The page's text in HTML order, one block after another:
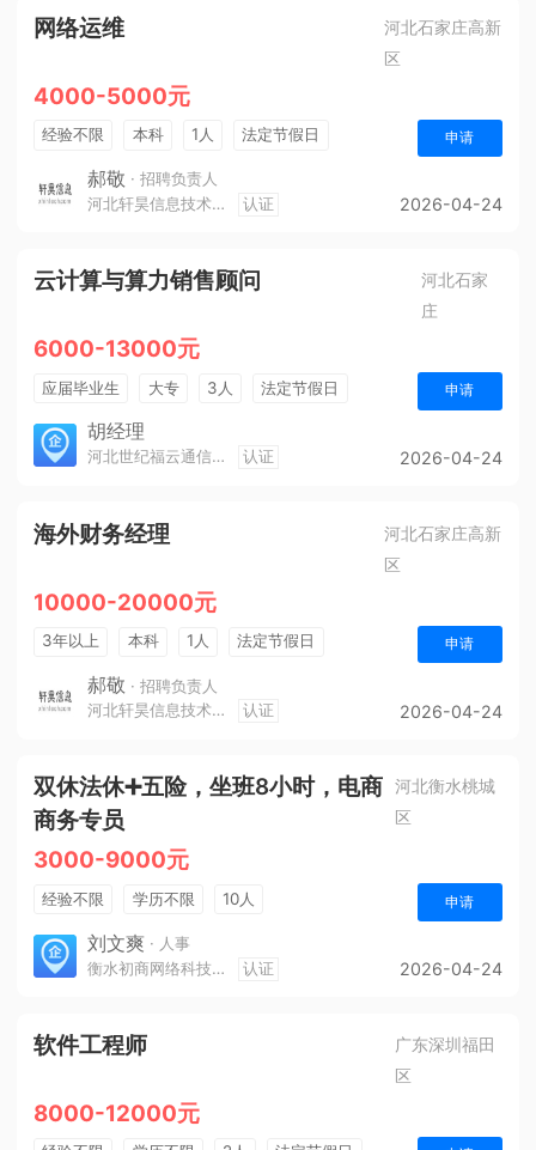
网络运维
河北石家庄高新
区
4000-5000元
经验不限 本科 1人
法定节假日
休假制度
五险一金
申请
郝敬 · 招聘负责人
河北轩昊信息技术有限公司
认证 2026-04-24
云计算与算力销售顾问
河北石家
庄
6000-13000元
应届毕业生 大专 3人
法定节假日
销售奖金
年终奖金
申请
胡经理
河北世纪福云通信技术有限公司 认证 2026-04-24
海外财务经理
河北石家庄高新
区
10000-20000元
3年以上 本科 1人
法定节假日
休假制度
五险一金
申请
郝敬 · 招聘负责人
河北轩昊信息技术有限公司
认证 2026-04-24
双休法休➕五险，坐班8小时，电商
商务专员
河北衡水桃城
区
3000-9000元
经验不限 学历不限 10人 申请
刘文爽 · 人事
衡水初商网络科技有限公司
认证 2026-04-24
软件工程师
广东深圳福田
区
8000-12000元